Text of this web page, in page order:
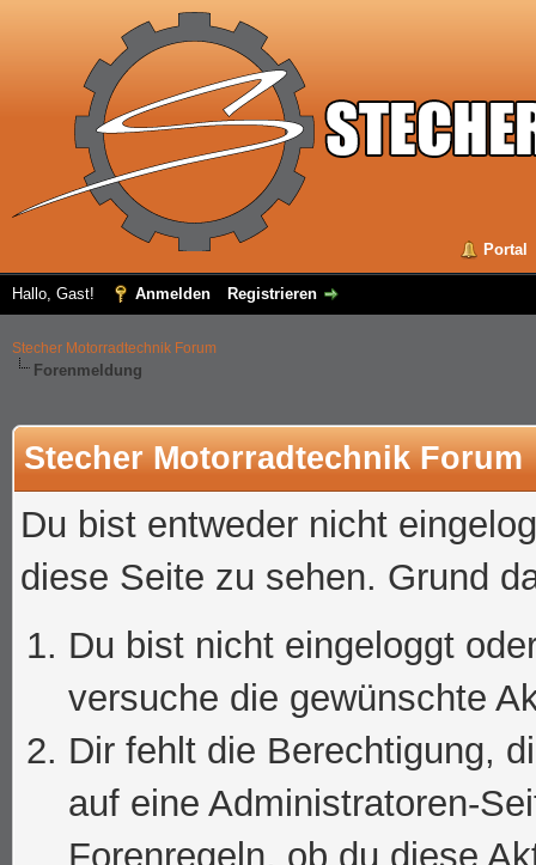
Portal
Hallo, Gast! Anmelden Registrieren
Stecher Motorradtechnik Forum
Forenmeldung
Stecher Motorradtechnik Forum
Du bist entweder nicht
diese Seite zu sehen. Grund
Du bist nicht eingeloggt
versuche die gewünschte
Dir fehlt die Berechtigung,
auf eine Administratoren-
Forenregeln, ob du diese